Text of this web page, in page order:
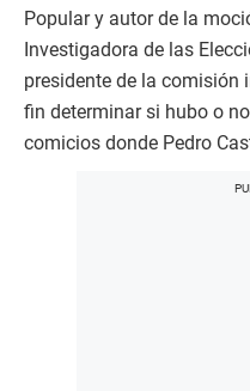
Popular y autor de la
Investigadora de las
presidente de la comisión
fin determinar si hubo o
comicios donde Pedro